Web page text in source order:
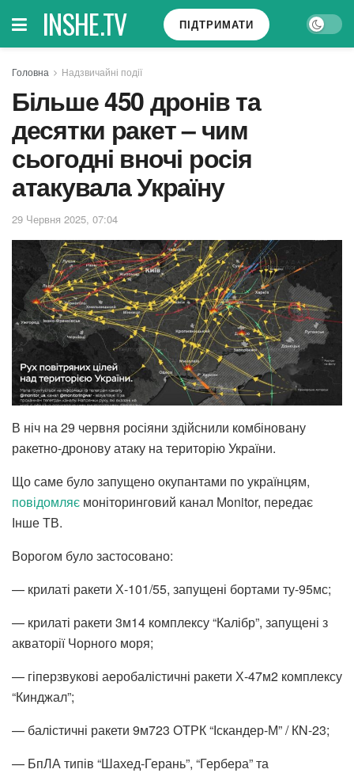
INSHE.TV ПІДТРИМАТИ
Головна Надзвичайні події
Більше 450 дронів та
десятки ракет – чим
сьогодні вночі росія
атакувала Україну
29 Червня 2025, 07:04
В ніч на 29 червня росіяни здійснили комбіновану
ракетно-дронову атаку на територію України.
Що саме було запущено окупантами по українцям,
повідомляє моніторинговий канал Мonitor, передає
Інше ТВ.
Ворогом було застосовано:
— крилаті ракети Х-101/55, запущені бортами ту-95мс;
— крилаті ракети 3м14 комплексу “Калібр”, запущені з
акваторії Чорного моря;
— гіперзвукові аеробалістичні ракети Х-47м2 комплексу
“Кинджал”;
— балістичні ракети 9м723 ОТРК “Іскандер-М” / КN-23;
— БпЛА типів “Шахед-Герань”, “Гербера” та